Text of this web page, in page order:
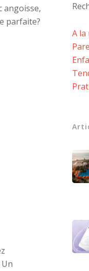
angoisse,
parfaite?
A la